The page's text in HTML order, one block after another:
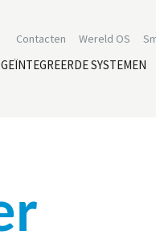
Wereld OS
Contacten
GEÏNTEGREERDE SYSTEMEN